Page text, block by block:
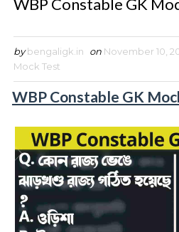
by bengaligk.in on November 10,
Mock Test
WBP Constable GK